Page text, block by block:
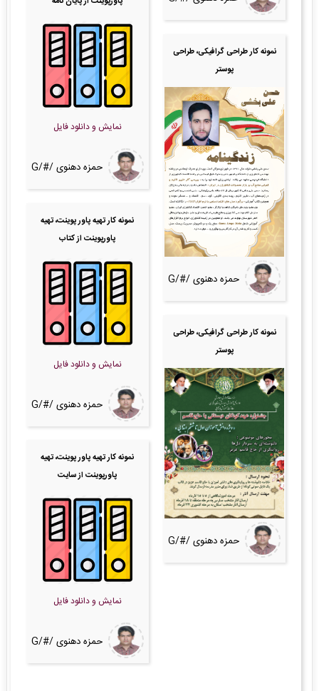
نمونه کار طراحی گرافیکی، طراحی
پوستر
حمزه دهنوی /#/G
نمونه کار طراحی گرافیکی، طراحی
پوستر
حمزه دهنوی /#/G
نمایش و دانلود فایل
حمزه دهنوی /#/G
نمونه کار تهیه پاور پوینت، تهیه
پاورپوینت از کتاب
نمایش و دانلود فایل
حمزه دهنوی /#/G
نمونه کار تهیه پاور پوینت، تهیه
پاورپوینت از سایت
نمایش و دانلود فایل
حمزه دهنوی /#/G